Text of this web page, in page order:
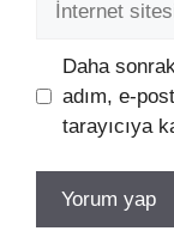
Daha
adım, e-
tarayıcıya